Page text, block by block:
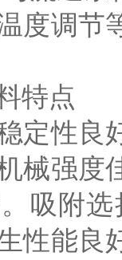
度调节
特点
性良好
械强度
吸附
性能良